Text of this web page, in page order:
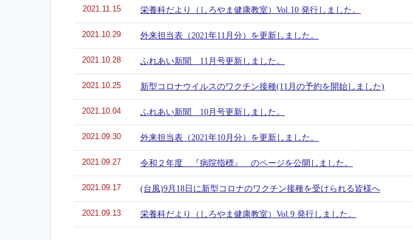
2021.11.15 栄養科だより（しろやま健康教室）Vol.10 発行しました。
2021.10.29 外来担当表（2021年11月分）を更新しました。
2021.10.28 ふれあい新聞 11月号更新しました。
2021.10.25 新型コロナウイルスのワクチン接種(11月の予約を開始しました)
2021.10.04 ふれあい新聞 10月号更新しました。
2021.09.30 外来担当表（2021年10月分）を更新しました。
2021.09.27 令和２年度 『病院指標』 のページを公開しました。
2021.09.17 (台風)9月18日に新型コロナのワクチン接種を受けられる皆様へ
2021.09.13 栄養科だより（しろやま健康教室）Vol.9 発行しました。